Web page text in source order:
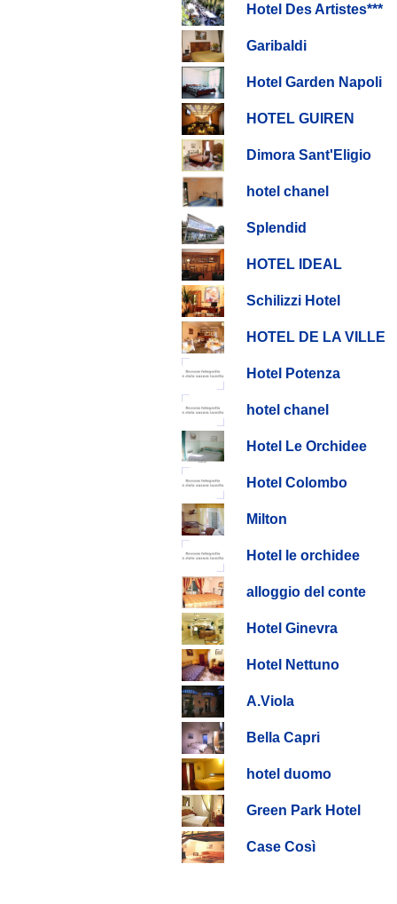
Hotel Des Artistes***
Garibaldi
Hotel Garden Napoli
HOTEL GUIREN
Dimora Sant'Eligio
hotel chanel
Splendid
HOTEL IDEAL
Schilizzi Hotel
HOTEL DE LA VILLE
Hotel Potenza
hotel chanel
Hotel Le Orchidee
Hotel Colombo
Milton
Hotel le orchidee
alloggio del conte
Hotel Ginevra
Hotel Nettuno
A.Viola
Bella Capri
hotel duomo
Green Park Hotel
Case Così